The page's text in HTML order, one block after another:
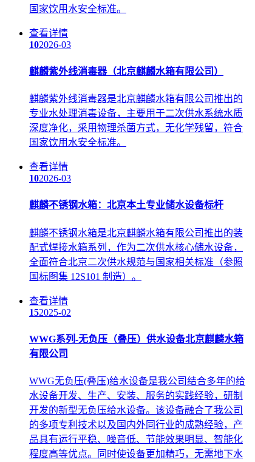
国家饮用水安全标准。
查看详情
102026-03
麒麟紫外线消毒器（北京麒麟水箱有限公司）
麒麟紫外线消毒器是北京麒麟水箱有限公司推出的
专业水处理消毒设备，主要用于二次供水系统水质
深度净化，采用物理杀菌方式，无化学残留，符合
国家饮用水安全标准。
查看详情
102026-03
麒麟不锈钢水箱：北京本土专业储水设备标杆
麒麟不锈钢水箱是北京麒麟水箱有限公司推出的装
配式焊接水箱系列，作为二次供水核心储水设备，
全面符合北京二次供水规范与国家相关标准（参照
国标图集 12S101 制造）。
查看详情
152025-02
WWG系列-无负压（叠压）供水设备北京麒麟水箱
有限公司
WWG无负压(叠压)给水设备是我公司结合多年的给
水设备开发、生产、安装、服务的实践经验，研制
开发的新型无负压给水设备。该设备融合了我公司
的多项专利技术以及国内外同行业的成熟经验，产
品具有运行平稳、噪音低、节能效果明显、智能化
程度高等优点。同时使设备更加精巧，无需地下水